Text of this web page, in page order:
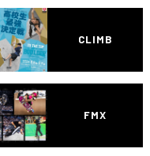
CLIMB
FMX